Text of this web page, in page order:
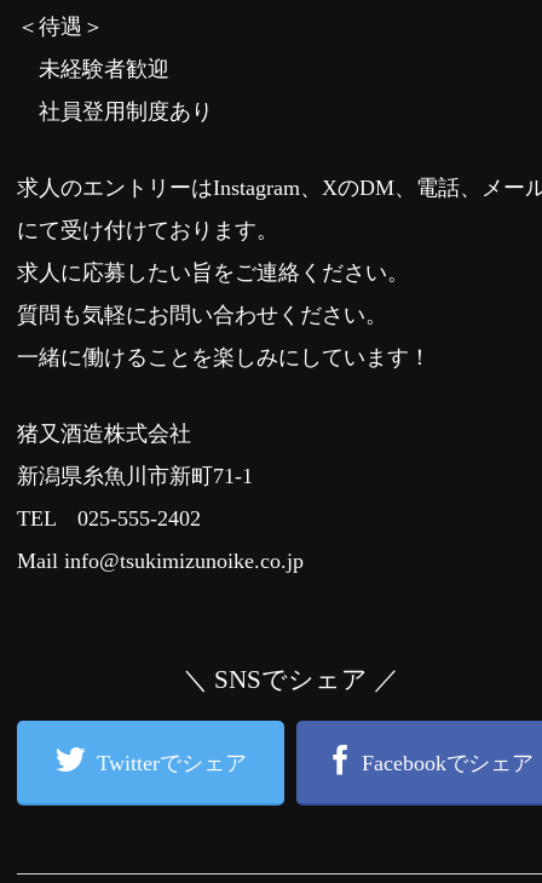
＜待遇＞
未経験者歓迎
社員登用制度あり
求人のエントリーはInstagram、XのDM、電話、メー
にて受け付けております。
求人に応募したい旨をご連絡ください。
質問も気軽にお問い合わせください。
一緒に働けることを楽しみにしています！
猪又酒造株式会社
新潟県糸魚川市新町71-1
TEL 025-555-2402
Mail info@tsukimizunoike.co.jp
＼ SNSでシェア ／
Twitterでシェア Facebookでシェア